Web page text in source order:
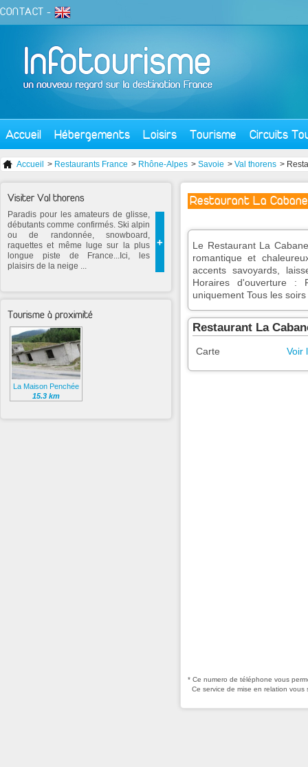
CONTACT -
Accueil Hébergements Loisirs Tourisme Circuits
Accueil > Restaurants France > Rhône-Alpes > Savoie > Val thorens >
Restaurant La
Le Restaurant La
romantique et
accents savoyards,
Horaires d'ouverture :
uniquement Tous les
Restaurant La
Carte Voir
* Ce numero de téléphone vous
Ce service de mise en relation
Visiter Val thorens
+
Paradis pour les amateurs de glisse,
débutants comme confirmés. Ski alpin
ou de randonnée, snowboard,
raquettes et même luge sur la plus
longue piste de France...Ici, les
plaisirs de la neige ...
Tourisme à proximité
La Maison Penchée
15.3 km